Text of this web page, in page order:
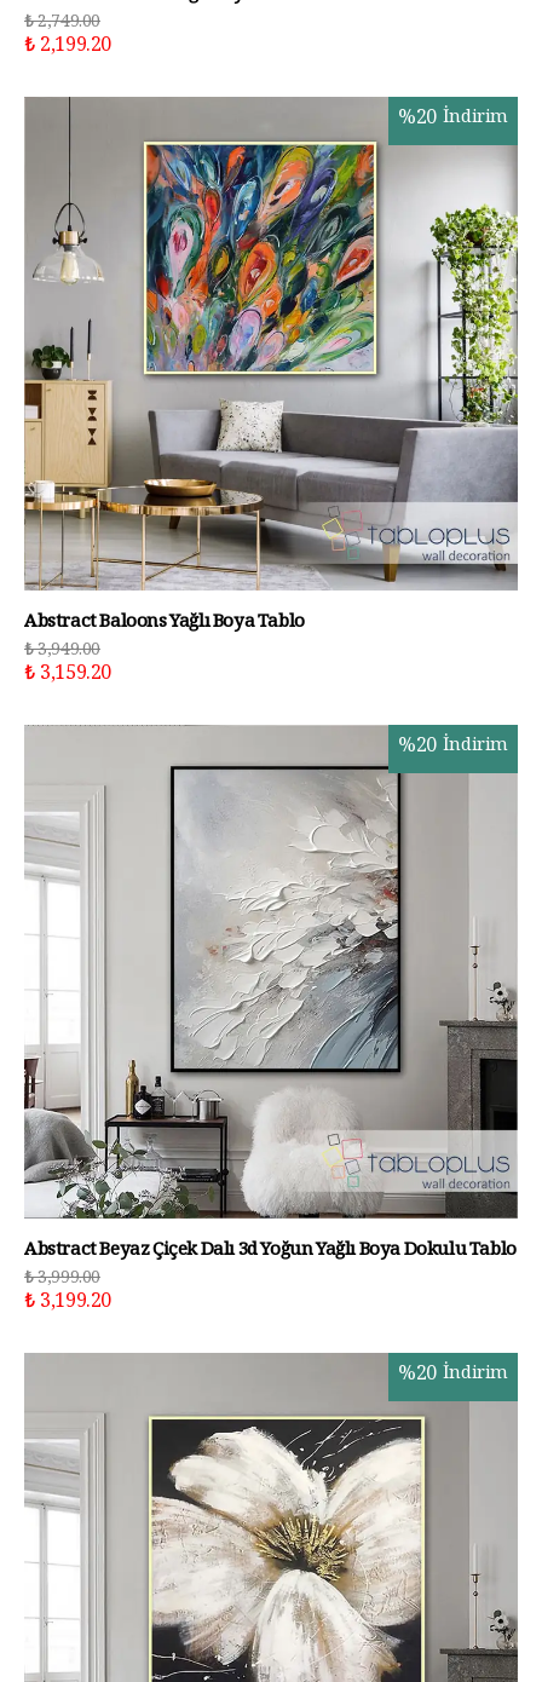
₺ 2,749.00
₺ 2,199.20
%20 İndirim
Abstract Baloons Yağlı Boya Tablo
₺ 3,949.00
₺ 3,159.20
%20 İndirim
Abstract Beyaz Çiçek Dalı 3d Yoğun Yağlı Boya Dokulu Tablo
₺ 3,999.00
₺ 3,199.20
%20 İndirim